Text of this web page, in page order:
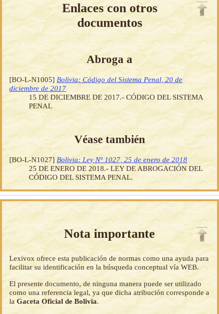
Enlaces con otros
documentos
Abroga a
[BO-L-N1005] Bolivia: Código del Sistema Penal, 20 de
diciembre de 2017
15 DE DICIEMBRE DE 2017.- CÓDIGO DEL SISTEMA
PENAL
Véase también
[BO-L-N1027] Bolivia: Ley Nº 1027, 25 de enero de 2018
25 DE ENERO DE 2018.- LEY DE ABROGACIÓN DEL
CÓDIGO DEL SISTEMA PENAL.
Nota importante
Lexivox ofrece esta publicación de normas como una ayuda para
facilitar su identificación en la búsqueda conceptual vía WEB.
El presente documento, de ninguna manera puede ser utilizado
como una referencia legal, ya que dicha atribución corresponde a
laGaceta Oficial de Bolivia.